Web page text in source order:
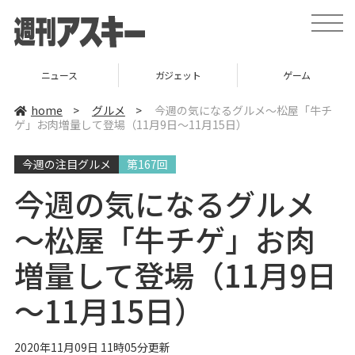
t
o
v
ニュース ガジェット ゲーム
home > グルメ >
今週の気になるグルメ～松屋「牛チ
ゲ」お肉増量して登場（11月9日～11月15日）
今週の注目グルメ 第167回
今週の気になるグルメ
～松屋「牛チゲ」お肉
増量して登場（11月9日
～11月15日）
2020年11月09日 11時05分更新